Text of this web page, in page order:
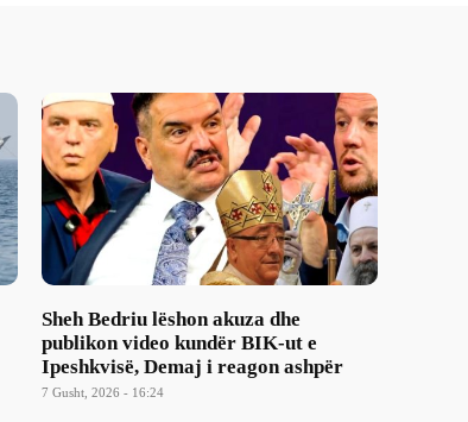
Sheh Bedriu lëshon akuza dhe
publikon video kundër BIK-ut e
Ipeshkvisë, Demaj i reagon ashpër
7 Gusht, 2026 - 16:24